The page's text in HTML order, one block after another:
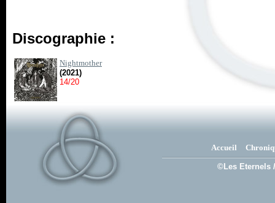
Discographie :
Nightmother
(2021)
14/20
Accueil
©Les Eternels